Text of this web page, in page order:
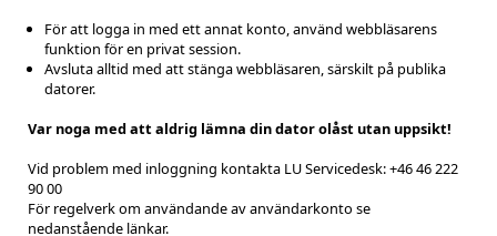
För att logga in med ett annat konto, använd webbläsarens
funktion för en privat session.
Avsluta alltid med att stänga webbläsaren, särskilt på publika
datorer.
Var noga med att aldrig lämna din dator olåst utan uppsikt!
Vid problem med inloggning kontakta LU Servicedesk: +46 46 222
90 00
För regelverk om användande av användarkonto se
nedanstående länkar.